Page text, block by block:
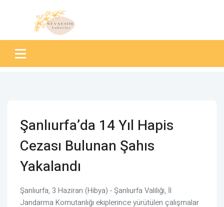
Şanlıurfa’da 14 Yıl Hapis
Cezası Bulunan Şahıs
Yakalandı
Şanlıurfa, 3 Haziran (Hibya) - Şanlıurfa Valiliği, İl
Jandarma Komutanlığı ekiplerince yürütülen çalışmalar